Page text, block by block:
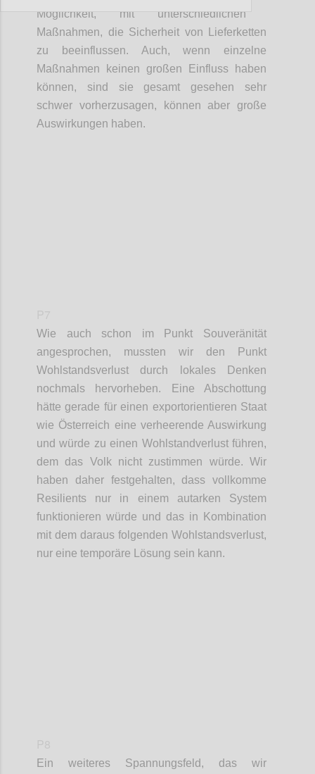
Möglichkeit, mit unterschiedlichen
Maßnahmen, die Sicherheit von
Lieferketten
zu beeinflussen. Auch, wenn einzelne
Maßnahmen keinen großen Einfluss haben
können, sind sie gesamt gesehen
sehr
schwer vorherzusagen, können aber große
Auswirkungen haben.
Wie auch schon im Punkt Souveränität
angesprochen, mussten wir den
Punkt
Wohlstandsverlust durch lokales Denken
nochmals
hervorheben. Eine Abschottung
hätte gerade für einen exportorientieren Staat
wie Österreich eine verheerende Auswirkung
und würde zu einen Wohlstandverlust führen,
dem das Volk nicht zustimmen würde. Wir
haben daher festgehalten, dass vollkomme
Resilients nur in einem autarken System
funktionieren würde und das in Kombination
mit dem daraus folgenden Wohlstandsverlust,
nur eine temporäre Lösung sein kann.
Ein weiteres Spannungsfeld ,
das wir